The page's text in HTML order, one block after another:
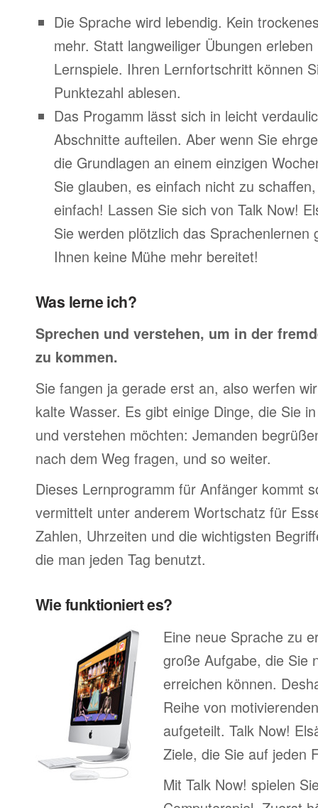
Die Sprache wird lebendig. Kein
mehr. Statt langweiliger Übungen
Lernspiele. Ihren Lernfortschritt können
Punktezahl ablesen.
Das Progamm lässt sich in leicht
Abschnitte aufteilen. Aber wenn Sie
die Grundlagen an einem einzigen
Sie glauben, es einfach nicht zu
einfach! Lassen Sie sich von Talk Now!
Sie werden plötzlich das Sprachenlernen
Ihnen keine Mühe mehr bereitet!
Was lerne ich?
Sprechen und verstehen, um in der
zu kommen.
Sie fangen ja gerade erst an, also werfen
kalte Wasser. Es gibt einige Dinge, die Sie
und verstehen möchten: Jemanden
nach dem Weg fragen, und so weiter.
Dieses Lernprogramm für Anfänger kommt
vermittelt unter anderem Wortschatz für
Zahlen, Uhrzeiten und die wichtigsten
die man jeden Tag benutzt.
Wie funktioniert es?
Eine neue Sprache zu
große Aufgabe, die Sie
erreichen können.
Reihe von
aufgeteilt. Talk Now!
Ziele, die Sie auf jeden
Mit Talk Now! spielen